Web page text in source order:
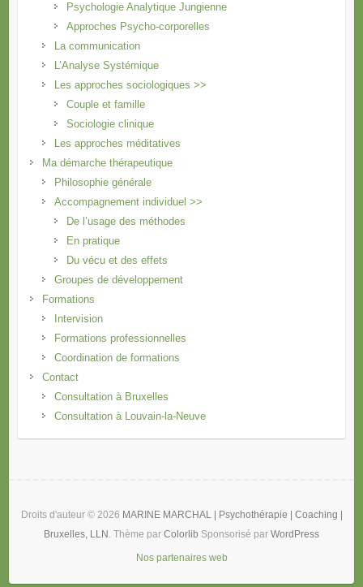
Psychologie Analytique Jungienne
Approches Psycho-corporelles
La communication
L’Analyse Systémique
Les approches sociologiques >>
Couple et famille
Sociologie clinique
Les approches méditatives
Ma démarche thérapeutique
Philosophie générale
Accompagnement individuel >>
De l’usage des méthodes
En pratique
Du vécu et des effets
Groupes de développement
Formations
Intervision
Formations professionnelles
Coordination de formations
Contact
Consultation à Bruxelles
Consultation à Louvain-la-Neuve
Droits d'auteur © 2026 MARINE MARCHAL | Psychothérapie | Coaching |
Bruxelles, LLN . Thème par Colorlib Sponsorisé par WordPress
Nos partenaires web